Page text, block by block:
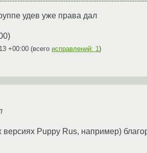
удев уже права дал
)
+00:00 (всего исправлений: 1 )
Puppy Rus, например)